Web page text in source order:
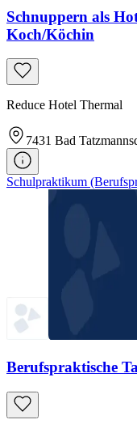
Schnuppern als
Koch/Köchin
Reduce Hotel Thermal
7431 Bad
Schulpraktikum
Berufspraktische